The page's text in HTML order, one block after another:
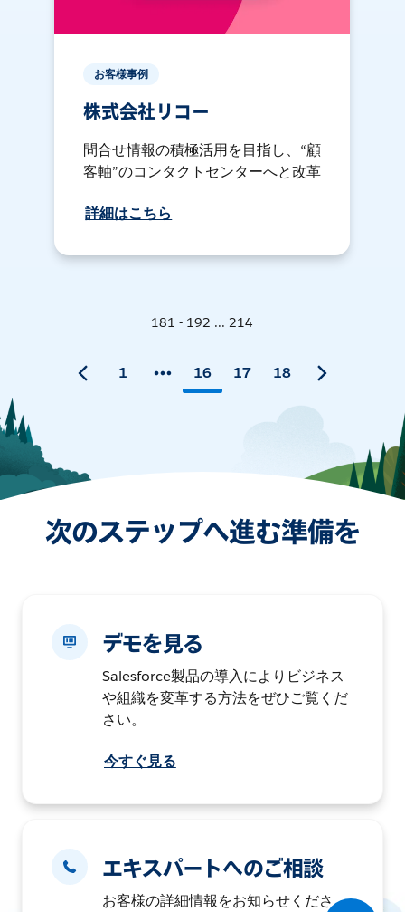
お客様事例
株式会社リコー
問合せ情報の積極活用を目指し、“顧
客軸”のコンタクトセンターへと改革
詳細はこちら
181 - 192 ... 214
1 16 17 18
次のステップへ進む準備を
デモを見る
Salesforce製品の導入によりビジネス
や組織を変革する方法をぜひご覧くだ
さい。
今すぐ見る
エキスパートへのご相談
お客様の詳細情報をお知らせくださ